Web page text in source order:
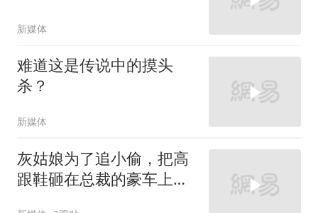
新媒体
难道这是传说中的摸头
杀？
新媒体
灰姑娘为了追小偷，把高
跟鞋砸在总裁的豪车上，